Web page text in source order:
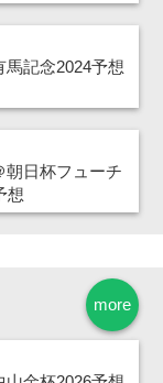
記念2024予想
朝日杯フューチ
想
more